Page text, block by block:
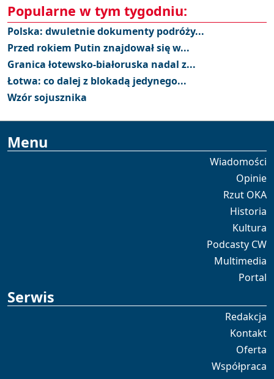
Popularne w tym tygodniu:
Polska: dwuletnie dokumenty podróży...
Przed rokiem Putin znajdował się w...
Granica łotewsko-białoruska nadal z...
Łotwa: co dalej z blokadą jedynego...
Wzór sojusznika
Menu
Wiadomości
Opinie
Rzut OKA
Historia
Kultura
Podcasty CW
Multimedia
Portal
Serwis
Redakcja
Kontakt
Oferta
Współpraca